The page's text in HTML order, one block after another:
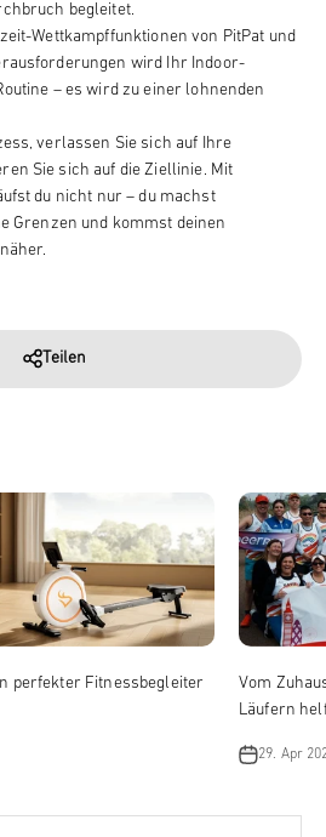
begleitet.
Wettkampffunktionen von PitPat und
wird Ihr Indoor-
– es wird zu einer lohnenden
verlassen Sie sich auf Ihre
Sie sich auf die Ziellinie. Mit
du nicht nur – du machst
Grenzen und kommst deinen
.
Teilen
perfekter Fitnessbegleiter
Vom
Läufern
29. Apr